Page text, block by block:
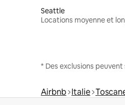
Seattle
* Des exclusions
Airbnb Italie